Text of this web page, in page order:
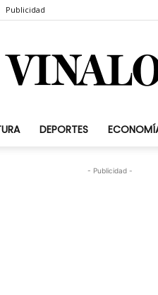
Publicidad
DEPORTES
- Publicidad -